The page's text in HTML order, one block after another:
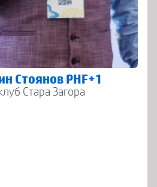
Стоянов PHF+1
Стара Загора